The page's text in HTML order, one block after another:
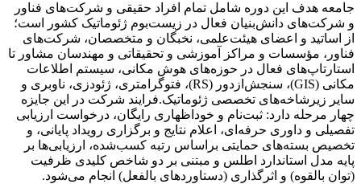
جامعه هدف این دوره شامل تمام افراد حقیقی و شرکت‌های فناور
و شرکت‌های دانش‌بنیان فعال در زیست‌بوم ژئوماتیک کشور است؛
از اساتید و اعضای هیئت‌علمی، نخبگان و متخصصان، شرکت‌های
فناور ، مؤسسات و مراکز آموزشی و تحقیقاتی و مهندسان مشاور تا
استارتاپ‌های فعال در حوزه‌های هوش مکانی، سیستم اطلاعات
مکانی (GIS)، سنجش‌ازدور (RS)،
فتوگرامتری، ژئودزی، ناوبری و
سایر زیرشاخه‌های تخصصی ژئوماتیک.فرایند شرکت در این جایزه
چهار مرحله دارد: ثبت‌نام و خوداظهاری رایگان، درخواست ارزیابی
تفصیلی و داوری حرفه‌ای، اعلام نتایج و برگزاری رویداد پایانی، و
تخصیص بسته‌های حمایتی براساس رتبه کسب‌شده، ارزیابی‌ها بر
پایه مدل استاندارد اطلس و مبتنی بر دو شاخص کلیدی ظرفیت
(توان بالقوه) و اثرگذاری (دستاوردهای بالفعل) انجام می‌شود.